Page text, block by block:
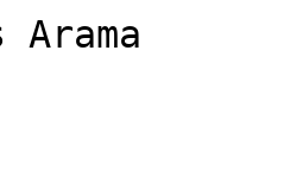
Arama